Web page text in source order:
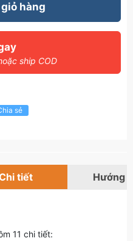
hàng
ship COD
sẻ
tiết Hướng
11 chi tiết: